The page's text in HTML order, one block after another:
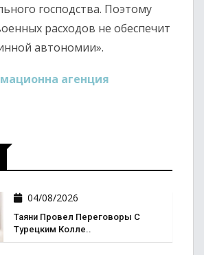
господства. Поэтому
расходов не обеспечит
автономии».
агенция
04/08/2026
Таяни Провел Переговоры С
Турецким Колле..